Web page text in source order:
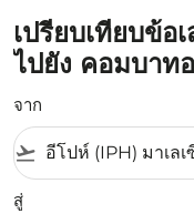
เปรียบเทียบข้
ไปยัง คอมบาท
จาก
flight_takeoff
สู่